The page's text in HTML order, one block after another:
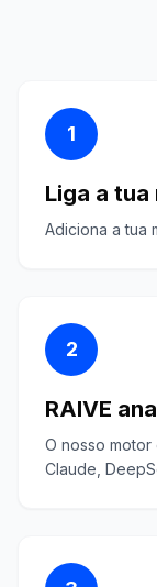
1
Liga a tua
Adiciona a tua
2
RAIVE
O nosso motor
Claude,